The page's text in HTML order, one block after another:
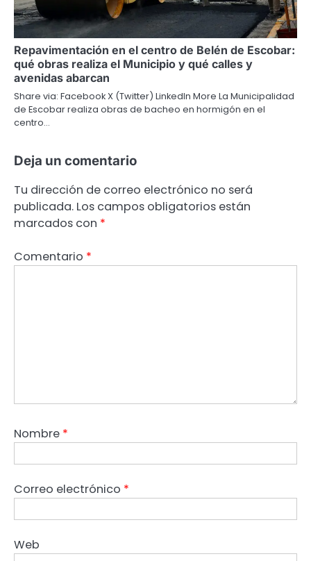
Repavimentación en el centro de Belén de Escobar:
qué obras realiza el Municipio y qué calles y
avenidas abarcan
Share via: Facebook X (Twitter) LinkedIn More La Municipalidad
de Escobar realiza obras de bacheo en hormigón en el
centro…
Deja un comentario
Tu dirección de correo electrónico no será
publicada. Los campos obligatorios están
marcados con *
Comentario *
Nombre *
Correo electrónico *
Web